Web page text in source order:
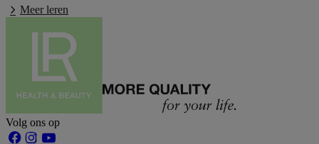
Meer leren
Volg ons op